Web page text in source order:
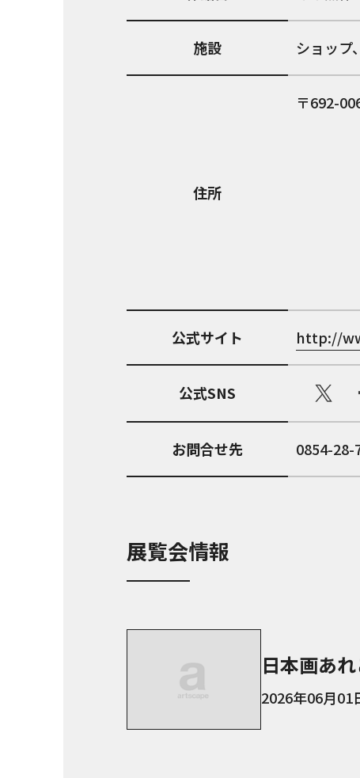
施設 ショップ
住所
692-
公式サイト http://
公式SNS
お問合せ先 0854-28-
展覧会情報
2026年06月01